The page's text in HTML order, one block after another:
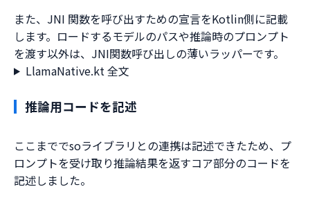
また、JNI 関数を呼び出すための宣言をKotlin側に記載
します。ロードするモデルのパスや推論時のプロンプト
を渡す以外は、JNI関数呼び出しの薄いラッパーです。
LlamaNative.kt 全文
推論用コードを記述
ここまででsoライブラリとの連携は記述できたため、プ
ロンプトを受け取り推論結果を返すコア部分のコードを
記述しました。